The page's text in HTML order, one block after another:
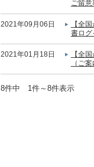
ご留
2021年09月06日
【全
書ログ
2021年01月18日
【全
（ご
8件中 1件～8件表示